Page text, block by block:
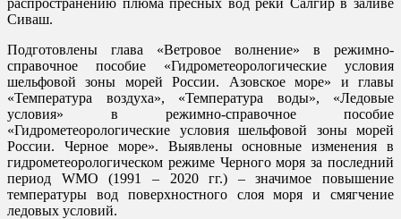
распространению плюма пресных вод реки Салгир в заливе
Сиваш.
Подготовлены глава «Ветровое волнение» в режимно-
справочное пособие «Гидрометеорологические условия
шельфовой зоны морей России. Азовское море» и главы
«Температура воздуха», «Температура воды», «Ледовые
условия» в режимно-справочное пособие
«Гидрометеорологические условия шельфовой зоны морей
России. Черное море». Выявлены основные изменения в
гидрометеорологическом режиме Черного моря за последний
период WMO (1991 – 2020 гг.) – значимое повышение
температуры вод поверхностного слоя моря и смягчение
ледовых условий.